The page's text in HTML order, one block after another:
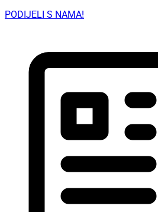
PODIJELI S NAMA!